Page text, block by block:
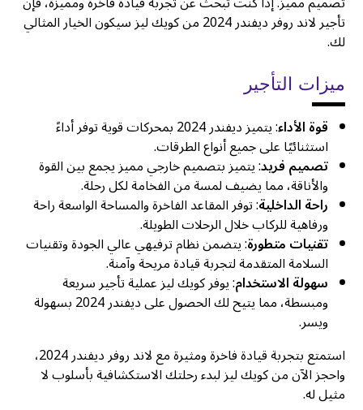
تأجير لاند روفر ديفندر 2024 من كويك ليز سيكون الخيار المثالي
لك.
ميزات التأجير
قوة الأداء : يتميز ديفندر 2024 بمحركات قوية توفر أداءً
استثنائيًا على جميع أنواع الطرقات.
تصميم فريد: يتميز بتصميم خارجي مميز يجمع بين القوة
والأناقة، مما يضيف لمسة من الفخامة لكل رحلة.
راحة الداخلية: توفر المقاعد الفاخرة والمساحة الواسعة راحة
ورفاهية للركاب خلال الرحلات الطويلة.
تقنيات متطورة: يتضمن نظام ترفيهي عالي الجودة وتقنيات
السلامة المتقدمة لتجربة قيادة مريحة وآمنة.
سهولة الاستخدام: يوفر كويك ليز عملية تأجير سريعة
ومبسطة، مما يتيح لك الحصول على ديفندر 2024 بسهولة
ويسر.
استمتع بتجربة قيادة فاخرة ومثيرة مع لاند روفر ديفندر 2024،
واحجز الآن من كويك ليز لبدء رحلتك الاستكشافية بأسلوب لا
مثيل له.